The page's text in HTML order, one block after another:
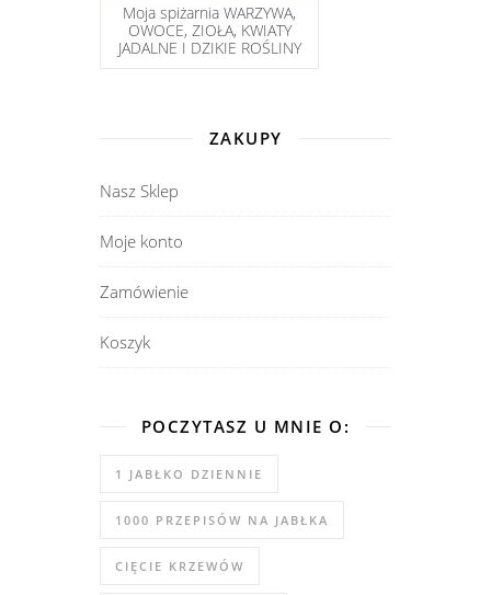
Moja spiżarnia WARZYWA,
OWOCE, ZIOŁA, KWIATY
JADALNE I DZIKIE ROŚLINY
ZAKUPY
Nasz Sklep
Moje konto
Zamówienie
Koszyk
POCZYTASZ U MNIE O:
1 JABŁKO DZIENNIE
1000 PRZEPISÓW NA JABŁKA
CIĘCIE KRZEWÓW